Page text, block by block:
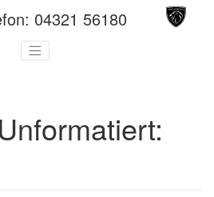
04321 56180